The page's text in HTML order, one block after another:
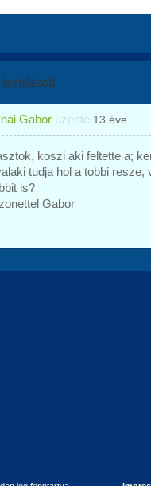
Gabor üzente 13 éve
koszi aki feltette a;
tudja hol a tobbi resze,
is?
Gabor